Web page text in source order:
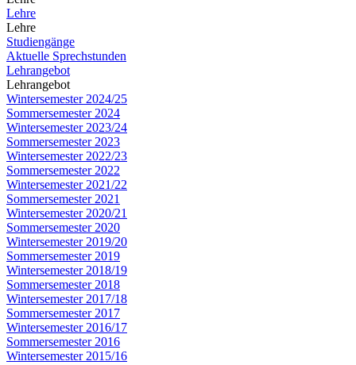
Lehre
Lehre
Studiengänge
Aktuelle Sprechstunden
Lehrangebot
Lehrangebot
Wintersemester 2024/25
Sommersemester 2024
Wintersemester 2023/24
Sommersemester 2023
Wintersemester 2022/23
Sommersemester 2022
Wintersemester 2021/22
Sommersemester 2021
Wintersemester 2020/21
Sommersemester 2020
Wintersemester 2019/20
Sommersemester 2019
Wintersemester 2018/19
Sommersemester 2018
Wintersemester 2017/18
Sommersemester 2017
Wintersemester 2016/17
Sommersemester 2016
Wintersemester 2015/16